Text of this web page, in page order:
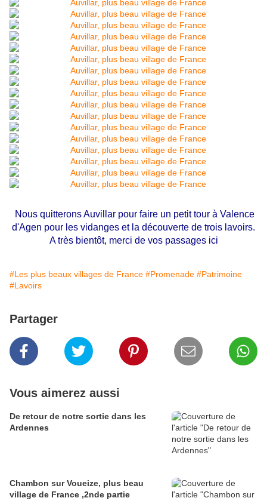
Nous quitterons Auvillar pour faire un petit tour à Valence
d'Agen pour les vidanges et la découverte de trois lavoirs.
A très bientôt, merci de vos passages ici
#Les plus beaux villages de France #Promenade #Patrimoine
#Lavoirs
Partager
Vous aimerez aussi
De retour de notre sortie dans les
Ardennes
Chambon sur Voueize, plus beau
village de France ,2nde partie